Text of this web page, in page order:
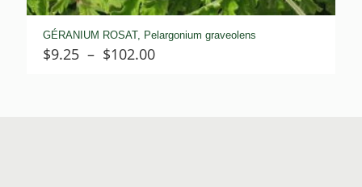
GÉRANIUM ROSAT, Pelargonium graveolens
$9.25 – $102.00Plage